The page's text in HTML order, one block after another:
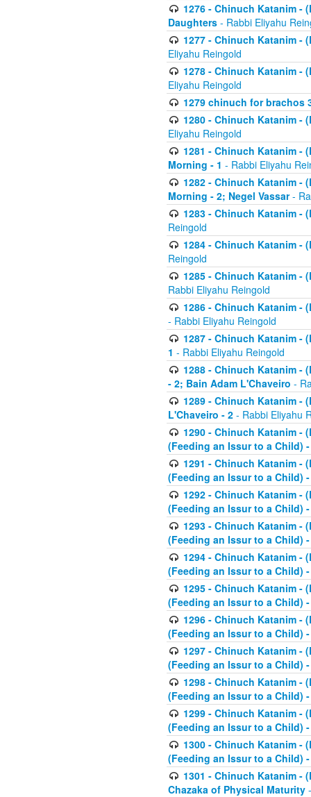
1276 - Chinuch Katanim -
Daughters - Rabbi Eliyahu
1277 - Chinuch Katanim -
Eliyahu Reingold
1278 - Chinuch Katanim -
Eliyahu Reingold
1279 chinuch for brachos
1280 - Chinuch Katanim -
Eliyahu Reingold
1281 - Chinuch Katanim -
Morning - 1 - Rabbi Eliyahu
1282 - Chinuch Katanim -
Morning - 2; Negel Vassar-
1283 - Chinuch Katanim -
Reingold
1284 - Chinuch Katanim -
Reingold
1285 - Chinuch Katanim -
Rabbi Eliyahu Reingold
1286 - Chinuch Katanim -
- Rabbi Eliyahu Reingold
1287 - Chinuch Katanim -
1 - Rabbi Eliyahu Reingold
1288 - Chinuch Katanim -
- 2; Bain Adam L'Chaveiro -
1289 - Chinuch Katanim -
L'Chaveiro - 2 - Rabbi Eliyahu
1290 - Chinuch Katanim -
(Feeding an Issur to a Child)
1291 - Chinuch Katanim -
(Feeding an Issur to a Child)
1292 - Chinuch Katanim -
(Feeding an Issur to a Child)
1293 - Chinuch Katanim -
(Feeding an Issur to a Child)
1294 - Chinuch Katanim -
(Feeding an Issur to a Child)
1295 - Chinuch Katanim -
(Feeding an Issur to a Child)
1296 - Chinuch Katanim -
(Feeding an Issur to a Child)
1297 - Chinuch Katanim -
(Feeding an Issur to a Child)
1298 - Chinuch Katanim -
(Feeding an Issur to a Child)
1299 - Chinuch Katanim -
(Feeding an Issur to a Child)
1300 - Chinuch Katanim -
(Feeding an Issur to a Child)
1301 - Chinuch Katanim -
Chazaka of Physical Maturity